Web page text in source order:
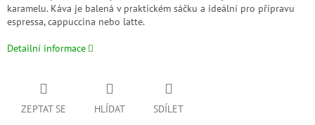
karamelu. Káva je balená v praktickém sáčku a ideální pro přípravu
espressa, cappuccina nebo latte.
Detailní informace
ZEPTAT SE HLÍDAT SDÍLET